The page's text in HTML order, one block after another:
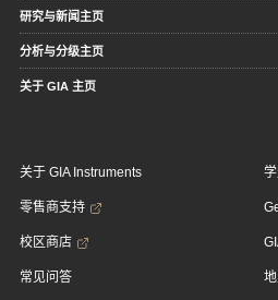
研究与新闻主页
分析与分级主页
关于 GIA 主页
关于 GIA Instruments
零售商支持
校区商店
常见问答